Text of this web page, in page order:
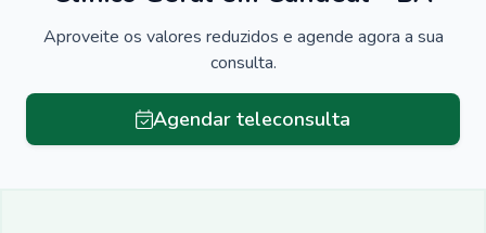
Aproveite os valores reduzidos e agende agora a sua
consulta.
Agendar teleconsulta